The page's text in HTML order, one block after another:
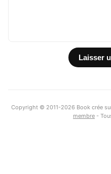
Copyright © 2011-2026 Book crée
membre -